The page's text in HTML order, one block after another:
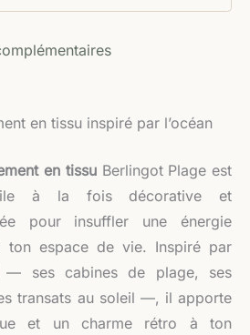
en tissu inspiré par l’océan
en tissuBerlingot Plage est
à la fois décorative et
pour insuffler une énergie
ton espace de vie. Inspiré par
— ses cabines de plage, ses
transats au soleil —, il apporte
et un charme rétro à ton